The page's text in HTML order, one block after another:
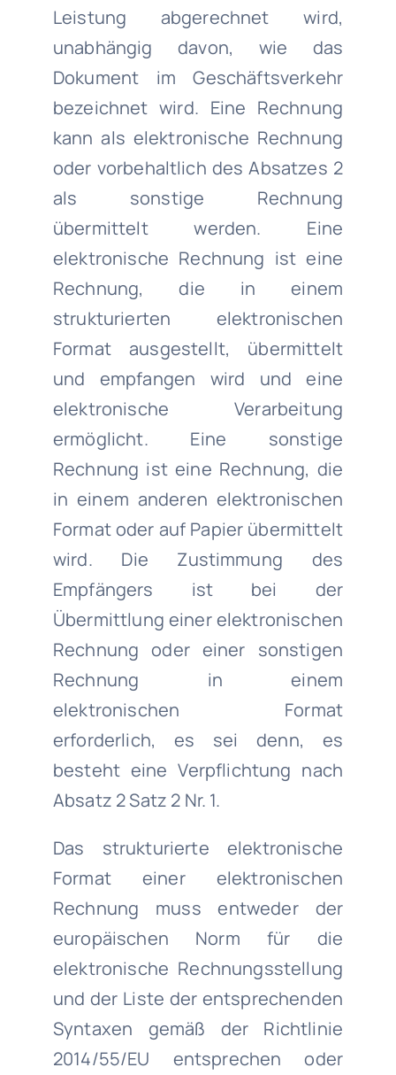
Leistung abgerechnet wird,
unabhängig davon, wie das
Dokument im Geschäftsverkehr
bezeichnet wird. Eine Rechnung
kann als elektronische Rechnung
oder vorbehaltlich des Absatzes 2
als sonstige Rechnung
übermittelt werden. Eine
elektronische Rechnung ist eine
Rechnung, die in einem
strukturierten elektronischen
Format ausgestellt, übermittelt
und empfangen wird und eine
elektronische Verarbeitung
ermöglicht. Eine sonstige
Rechnung ist eine Rechnung, die
in einem anderen elektronischen
Format oder auf Papier übermittelt
wird. Die Zustimmung des
Empfängers ist bei der
Übermittlung einer elektronischen
Rechnung oder einer sonstigen
Rechnung in einem
elektronischen Format
erforderlich, es sei denn, es
besteht eine Verpflichtung nach
Absatz 2 Satz 2 Nr. 1.
Das strukturierte elektronische
Format einer elektronischen
Rechnung muss entweder der
europäischen Norm für die
elektronische Rechnungsstellung
und der Liste der entsprechenden
Syntaxen gemäß der Richtlinie
2014/55/EU entsprechen oder